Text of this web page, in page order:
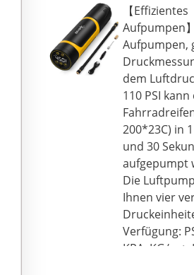
Sie keinen
- Kleine
Presta/
und große
Schrader,
【Effizientes
Aufpumpen
Aufpumpen,
dem
110 PSI kann
200*23C) in
und 30
aufgepumpt
Die
Ihnen vier
Verfügung:
KPA, KG/c㎡.